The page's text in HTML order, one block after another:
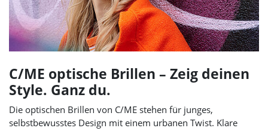
C/ME optische Brillen – Zeig deinen
Style. Ganz du.
Die optischen Brillen von C/ME stehen für junges,
selbstbewusstes Design mit einem urbanen Twist. Klare